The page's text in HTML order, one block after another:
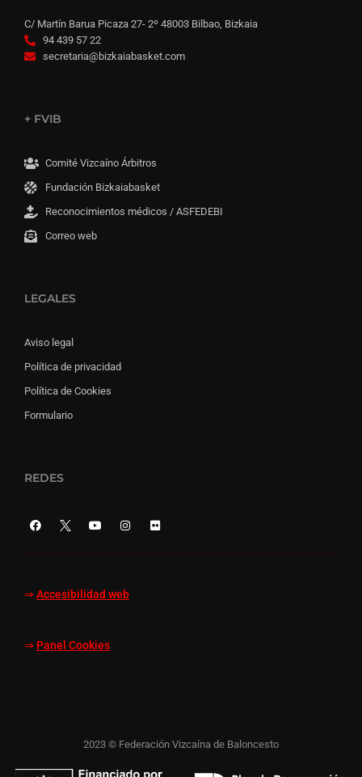
C/ Martín Barua Picaza 27- 2º 48003 Bilbao, Bizkaia
94 439 57 22
secretaria@bizkaiabasket.com
+ FVIB
Comité Vizcaíno Árbitros
Fundación Bizkaiabasket
Reconocimientos médicos / ASFEDEBI
Correo web
LEGALES
Aviso legal
Política de privacidad
Política de Cookies
Formulario
REDES
⇒ Accesibilidad web
⇒ Panel Cookies
2023 © Federación Vizcaína de Baloncesto